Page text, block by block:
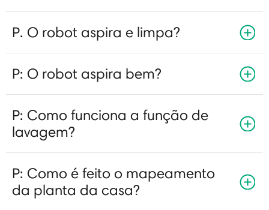
P. O robot aspira e limpa?
P: O robot aspira bem?
P: Como funciona a função de
lavagem?
P: Como é feito o mapeamento
da planta da casa?